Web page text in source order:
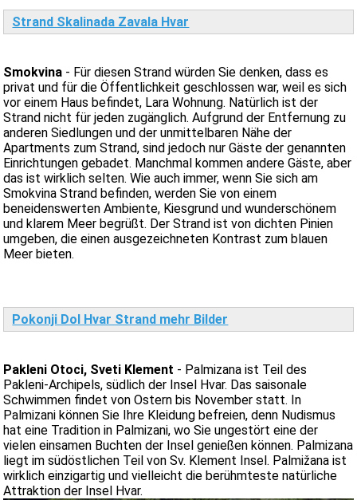
Strand Skalinada Zavala Hvar
Smokvina - Für diesen Strand würden Sie denken, dass es
privat und für die Öffentlichkeit geschlossen war, weil es sich
vor einem Haus befindet, Lara Wohnung. Natürlich ist der
Strand nicht für jeden zugänglich. Aufgrund der Entfernung zu
anderen Siedlungen und der unmittelbaren Nähe der
Apartments zum Strand, sind jedoch nur Gäste der genannten
Einrichtungen gebadet. Manchmal kommen andere Gäste, aber
das ist wirklich selten. Wie auch immer, wenn Sie sich am
Smokvina Strand befinden, werden Sie von einem
beneidenswerten Ambiente, Kiesgrund und wunderschönem
und klarem Meer begrüßt. Der Strand ist von dichten Pinien
umgeben, die einen ausgezeichneten Kontrast zum blauen
Meer bieten.
Pokonji Dol Hvar Strand mehr Bilder
Pakleni Otoci, Sveti Klement - Palmizana ist Teil des
Pakleni-Archipels, südlich der Insel Hvar. Das saisonale
Schwimmen findet von Ostern bis November statt. In
Palmizani können Sie Ihre Kleidung befreien, denn Nudismus
hat eine Tradition in Palmizani, wo Sie ungestört eine der
vielen einsamen Buchten der Insel genießen können. Palmizana
liegt im südöstlichen Teil von Sv. Klement Insel. Palmižana ist
wirklich einzigartig und vielleicht die berühmteste natürliche
Attraktion der Insel Hvar.